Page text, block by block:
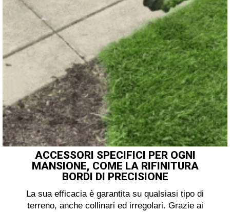
ACCESSORI SPECIFICI PER OGNI
MANSIONE, COME LA RIFINITURA
BORDI DI PRECISIONE
La sua efficacia è garantita su qualsiasi tipo di
terreno, anche collinari ed irregolari. Grazie ai